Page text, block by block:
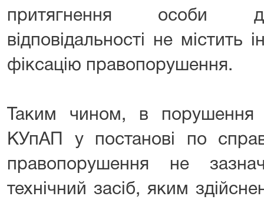
притягнення особи до
відповідальності не містить
фіксацію правопорушення.
Таким чином, в порушення
КУпАП у постанові по
правопорушення не
технічний засіб, яким